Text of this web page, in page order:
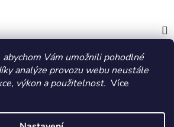
abychom Vám umožnili pohodlné
analýze provozu webu neustále
výkon a použitelnost. Více
ZDE NAJDETE VÝDEJNÍ MÍSTO